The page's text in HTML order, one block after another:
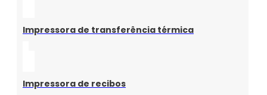
Impressora de transferência térmica
Impressora de recibos